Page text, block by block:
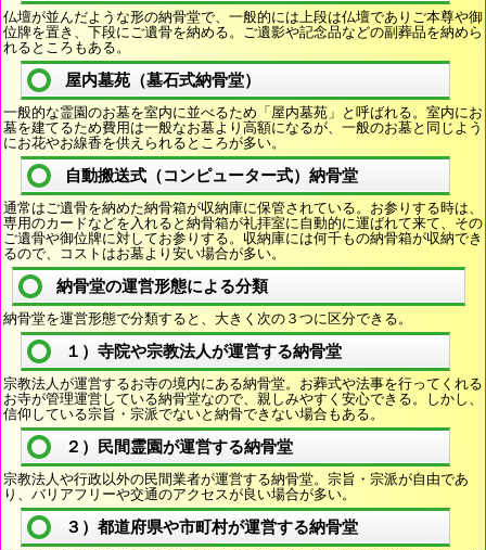
仏壇が並んだような形の納骨堂で、一般的には上段は仏壇でありご本尊や御
位牌を置き、下段にご遺骨を納める。ご遺影や記念品などの副葬品を納めら
れるところもある。
屋内墓苑（墓石式納骨堂）
一般的な霊園のお墓を室内に並べるため「屋内墓苑」と呼ばれる。室内にお
墓を建てるため費用は一般なお墓より高額になるが、一般のお墓と同じよう
にお花やお線香を供えられるところが多い。
自動搬送式（コンピューター式）納骨堂
通常はご遺骨を納めた納骨箱が収納庫に保管されている。お参りする時は、
専用のカードなどを入れると納骨箱が礼拝室に自動的に運ばれて来て、その
ご遺骨や御位牌に対してお参りする。収納庫には何千もの納骨箱が収納でき
るので、コストはお墓より安い場合が多い。
納骨堂の運営形態による分類
納骨堂を運営形態で分類すると、大きく次の３つに区分できる。
１）寺院や宗教法人が運営する納骨堂
宗教法人が運営するお寺の境内にある納骨堂。お葬式や法事を行ってくれる
お寺が管理運営している納骨堂なので、親しみやすく安心できる。しかし、
信仰している宗旨・宗派でないと納骨できない場合もある。
２）民間霊園が運営する納骨堂
宗教法人や行政以外の民間業者が運営する納骨堂。宗旨・宗派が自由であ
り、バリアフリーや交通のアクセスが良い場合が多い。
３）都道府県や市町村が運営する納骨堂